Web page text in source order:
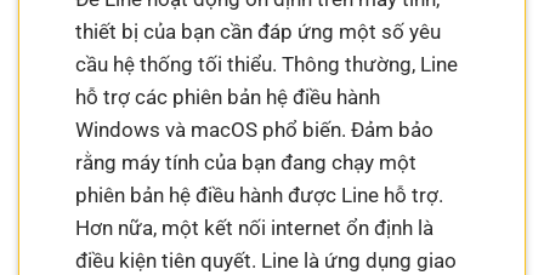
thiết bị của bạn cần đáp ứng một số yêu
cầu hệ thống tối thiểu. Thông thường, Line
hỗ trợ các phiên bản hệ điều hành
Windows và macOS phổ biến. Đảm bảo
rằng máy tính của bạn đang chạy một
phiên bản hệ điều hành được Line hỗ trợ.
Hơn nữa, một kết nối internet ổn định là
điều kiện tiên quyết. Line là ứng dụng giao